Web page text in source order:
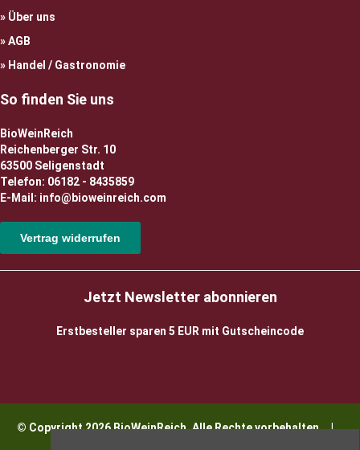
Über uns
AGB
Handel / Gastronomie
So finden Sie uns
BioWeinReich
Reichenberger Str. 10
63500 Seligenstadt
Telefon: 06182 - 8435859
E-Mail: info@bioweinreich.com
Vertrag widerrufen
Jetzt Newsletter abonnieren
Erstbesteller sparen 5 EUR mit Gutscheincode
© Copyright 2026 BioWeinReich. Alle Rechte vorbehalten |